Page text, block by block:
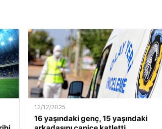
12/12/2025
16 yaşındaki genç, 15 yaşındaki